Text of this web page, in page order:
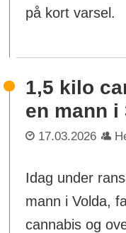
på kort varsel.
1,5 kilo
en mann i
17.03.2026
Idag under
mann i Volda,
cannabis og